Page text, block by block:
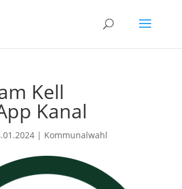
Kell
Kanal
| Kommunalwahl